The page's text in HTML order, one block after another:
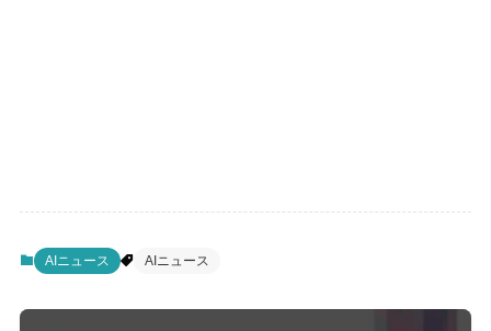
AIニュース AIニュース